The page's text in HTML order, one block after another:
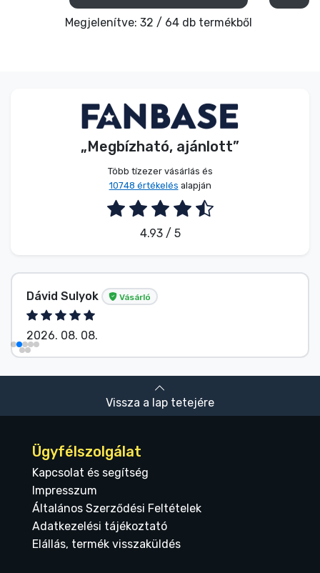
Megjelenítve: 32 / 64 db termékből
„Megbízható, ajánlott”
Több tízezer vásárlás és
10748 értékelés alapján
4.93 / 5
Név nélkül Vásárló
2026. 08. 08.
Vissza a lap tetejére
Ügyfélszolgálat
Kapcsolat és segítség
Impresszum
Általános Szerződési Feltételek
Adatkezelési tájékoztató
Elállás, termék visszaküldés